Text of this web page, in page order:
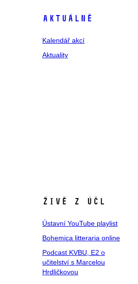
Aktuálně
Kalendář akcí
Aktuality
Živě z ÚČL
Ústavní YouTube playlist
Bohemica litteraria online
Podcast KVBU, E2 o
učitelství s Marcelou
Hrdličkovou